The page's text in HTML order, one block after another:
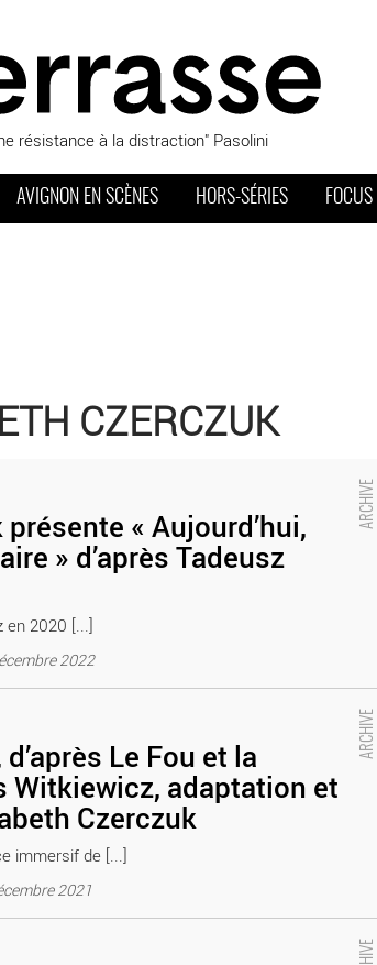
résistance à la distraction" Pasolini
AVIGNON EN SCÈNES HORS-SÉRIES FOCUS
CZERCZUK
« Aujourd’hui,
» d’après Tadeusz
en 2020 [...]
2022
Kantor - Critique sortie Théâtre Paris Théâtre
Le Fou et la
Witkiewicz, adaptation et
Czerczuk
immersif de [...]
2021
et mise en scène Elizabeth Czerczuk - Critique
- Critique sortie Théâtre Paris Théâtre Elizabeth